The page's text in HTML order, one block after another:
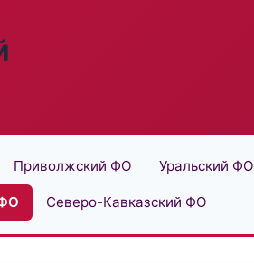
Приволжский ФО Уральский ФО
Северо-Кавказский ФО